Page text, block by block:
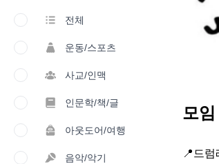
전체
운동/스포츠
사교/인맥
인문학/책/글
아웃도어/여행
음악/악기
모임
📍드